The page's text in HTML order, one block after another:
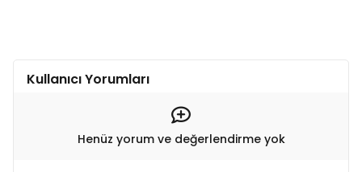
Kullanıcı Yorumları
Henüz yorum ve değerlendirme yok